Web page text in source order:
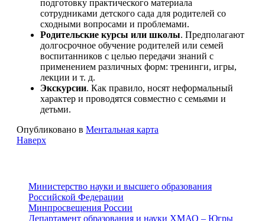
подготовку практического материала
сотрудниками детского сада для родителей со
сходными вопросами и проблемами.
Родительские курсы или школы. Предполагают
долгосрочное обучение родителей или семей
воспитанников с целью передачи знаний с
применением различных форм: тренинги, игры,
лекции и т. д.
Экскурсии. Как правило, носят неформальный
характер и проводятся совместно с семьями и
детьми.
Опубликовано в Ментальная карта
Наверх
Министерство науки и высшего образования
Российской Федерации
Минпросвещения России
Департамент образования и науки ХМАО – Югры